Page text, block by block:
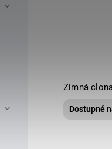
Zimná
Dostupné